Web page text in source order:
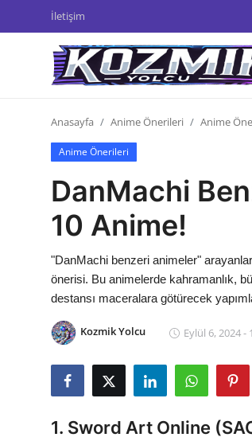
İletişim
Anime Önerileri
Kore Dünyası
Anime Karakterleri
Dizi & Film
Anasayfa Anime Önerileri Anime
Anime Önerileri
DanMachi
10 Anime!
"DanMachi benzeri animeler"
önerisi. Bu animelerde kahramanlık,
destansı maceralara götürecek
Kozmik Yolcu Eylül 6, 2024 -
1. Sword Art Online